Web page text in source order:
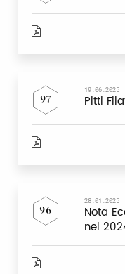
97
19.06.2025
Pitti
96
28.01.2025
Nota
nel